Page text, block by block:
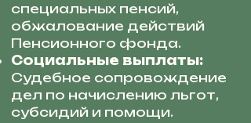
специальных пенсий,
обжалование действий
Пенсионного фонда.
Социальные выплаты:
Судебное сопровождение
дел по начислению льгот,
субсидий и помощи.